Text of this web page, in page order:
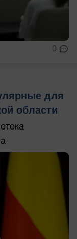
0
для
области